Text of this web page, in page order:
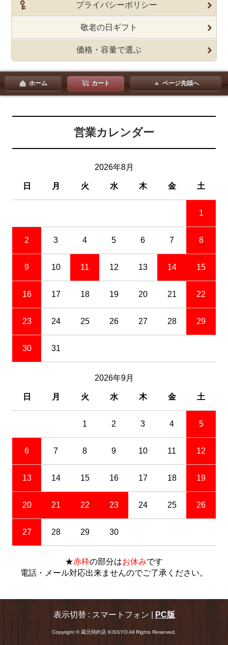
プライバシーポリシー
敬老の日ギフト
価格・容量で選ぶ
ホーム カート ページ先頭へ
営業カレンダー
2026年8月
日 月 火 水 木 金 土
1
2 3 4 5 6 7 8
9 10 11 12 13 14 15
16 17 18 19 20 21 22
23 24 25 26 27 28 29
30 31
2026年9月
日 月 火 水 木 金 土
1 2 3 4 5
6 7 8 9 10 11 12
13 14 15 16 17 18 19
20 21 22 23 24 25 26
27 28 29 30
★赤枠の部分はお休みです
電話・メール対応出来ませんのでご了承ください。
表示切替 : スマートフォン | PC版
Copyright © 蔵元特約店 KISSYO All Rights Reserved.